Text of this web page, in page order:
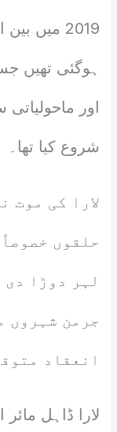
2019 میں
ہوگئی تھیں
اور
شروع کیا تھا۔
لارا کی موت
حلقوں
لہر دوڑا
جرمن شہروں
انعقاد
لارا ڈاہل